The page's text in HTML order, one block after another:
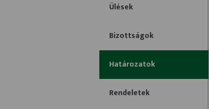
Ülések
Bizottságok
Határozatok
Rendeletek